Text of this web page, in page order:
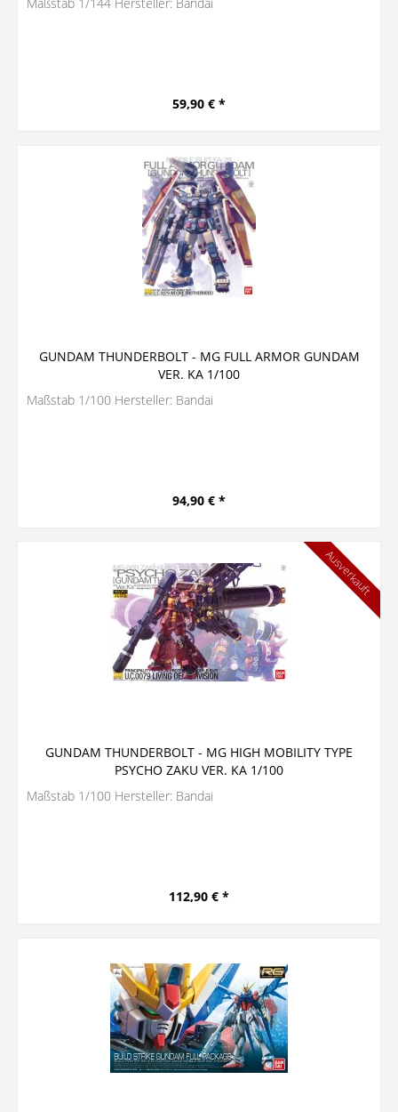
Maßstab 1/144 Hersteller: Bandai
59,90 € *
GUNDAM THUNDERBOLT - MG FULL ARMOR GUNDAM
VER. KA 1/100
Maßstab 1/100 Hersteller: Bandai
94,90 € *
GUNDAM THUNDERBOLT - MG HIGH MOBILITY TYPE
PSYCHO ZAKU VER. KA 1/100
Maßstab 1/100 Hersteller: Bandai
Ausverkauft
112,90 € *